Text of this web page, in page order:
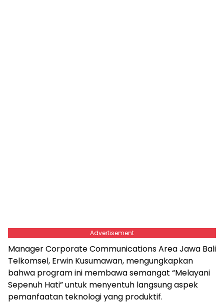
Advertisement
Manager Corporate Communications Area Jawa Bali
Telkomsel, Erwin Kusumawan, mengungkapkan
bahwa program ini membawa semangat “Melayani
Sepenuh Hati” untuk menyentuh langsung aspek
pemanfaatan teknologi yang produktif.